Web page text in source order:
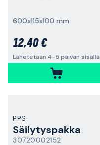
600x115x100 mm
12,40 €
Lähetetään 4-5 päivän sisällä
PPS
Säilytyspakka
30720002152